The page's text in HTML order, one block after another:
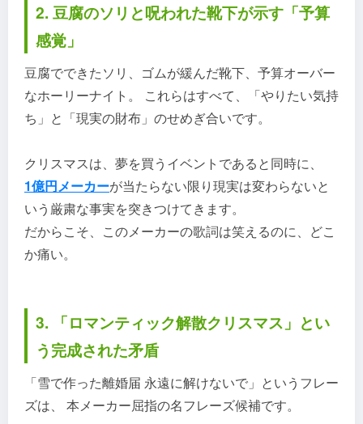
2. 豆腐のソリと呪われた靴下が示す「予算
感覚」
豆腐でできたソリ、ゴムが緩んだ靴下、予算オーバー
なホーリーナイト。 これらはすべて、「やりたい気持
ち」と「現実の財布」のせめぎ合いです。
クリスマスは、夢を買うイベントであると同時に、
1億円メーカーが当たらない限り現実は変わらないと
いう厳粛な事実を突きつけてきます。
だからこそ、このメーカーの歌詞は笑えるのに、どこ
か痛い。
3. 「ロマンティック解散クリスマス」とい
う完成された矛盾
「雪で作った離婚届 永遠に解けないで」というフレー
ズは、 本メーカー屈指の名フレーズ候補です。